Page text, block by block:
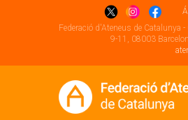
Federació d'Ateneus de Catalunya -
9-11, 08003